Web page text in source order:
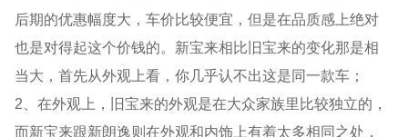
后期的优惠幅度大，车价比较便宜，但是在品质感上绝对
也是对得起这个价钱的。新宝来相比旧宝来的变化那是相
当大，首先从外观上看，你几乎认不出这是同一款车；
2、在外观上，旧宝来的外观是在大众家族里比较独立的，
而新宝来跟新朗逸则在外观和内饰上有着太多相同之处，